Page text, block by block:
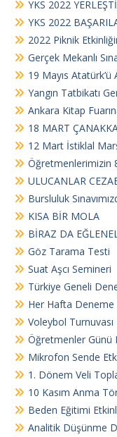
YKS 2022
YKS 2022
2022 Piknik
Gerçek Mekanlı
19 Mayıs
Yangın Tatbikatı
Ankara Kitap
18 MART
12 Mart İstiklal
Öğretmenlerimizin
ULUCANLAR
Bursluluk
KISA BİR MOLA
BİRAZ DA
Göz Tarama Testi
Suat Aşcı Semineri
Türkiye Geneli
Her Hafta Deneme
Voleybol Turnuvası
Öğretmenler Günü
Mikrofon Sende
1. Dönem Veli
10 Kasım Anma
Beden Eğitimi
Analitik Düşünme